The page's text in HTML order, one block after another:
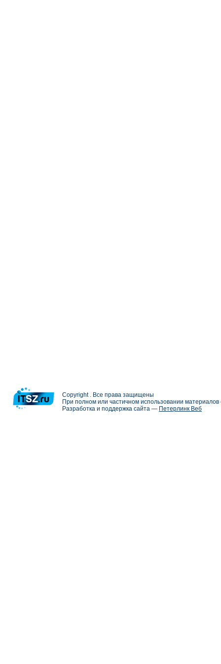
Copyright . Все права защищены
При полном или частичном использовании
Разработка и поддержка сайта — Петерлинк Веб